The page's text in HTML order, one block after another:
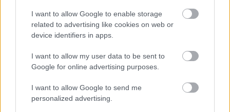
I want to allow Google to enable storage
related to advertising like cookies on web or
device identifiers in apps.
I want to allow my user data to be sent to
Google for online advertising purposes.
I want to allow Google to send me
personalized advertising.
ő otthagyta a munkahelyét a rendszerváltásért,
majd kiemelte, hogy Kecskemét jelenleg sajnos
nem a barackpálinkájáról ismert, hanem az NJEA
127,5 millárdos botrányáról. Kritizálta az utak, a
vasútállomás és a buszpályaudvar állapotát.
Ígéretet tett az Európai Ügyészséghez való
csatlakozásra és a zéró toleranciára a korrupció